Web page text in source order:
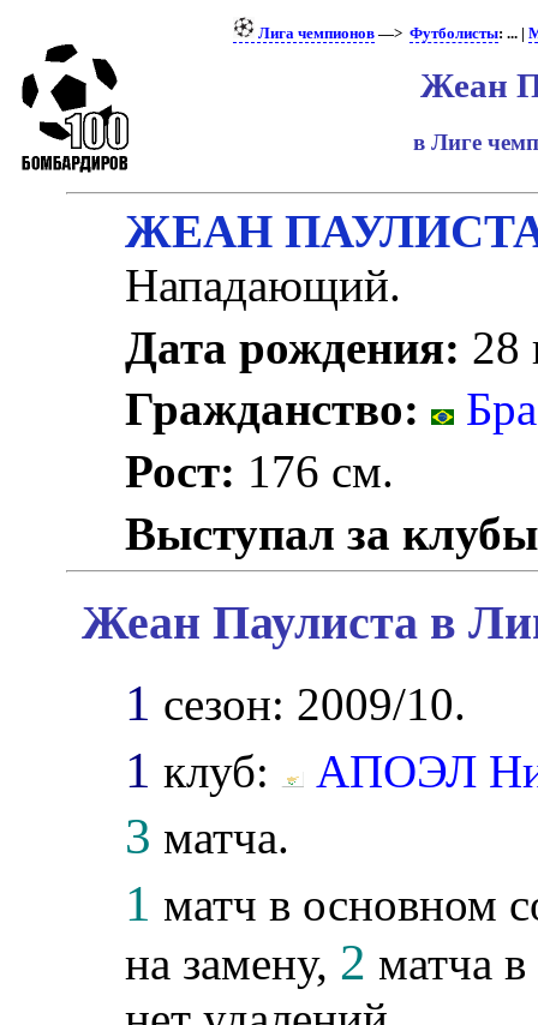
Лига чемпионов—> Футболисты: ... |
Жеан
в Лиге
ЖЕАН
Нападающий.
Дата рождения: 28
Гражданство:
Рост: 176 см.
Выступал за
Жеан Паулиста в
1 сезон: 2009/10.
1 клуб: АПОЭЛ
3 матча.
1 матч в основном
на замену, 2 матча